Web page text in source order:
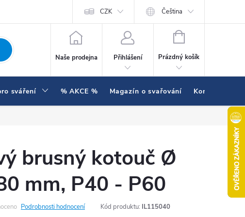
Hodnocení obchodu
CZK Čeština
Naše prodejna Přihlášení
NÁKUPNÍ KOŠÍK
Prázdný košík
sváření % AKCE % Magazín o svařování Kontakty
brusný kotouč Ø
mm, P40 - P60
Podrobnosti hodnocení Kód produktu: IL115040